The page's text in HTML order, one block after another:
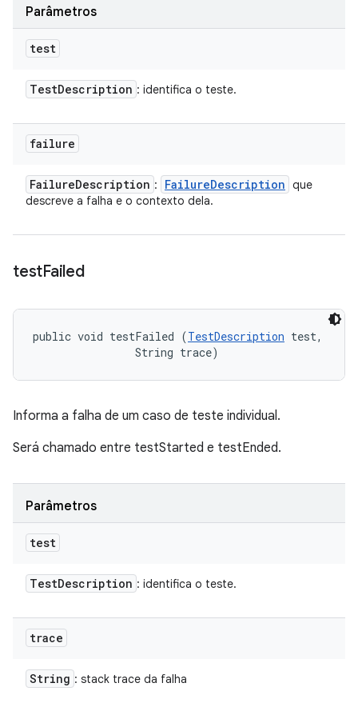
Parâmetros
test
TestDescription : identifica o teste.
failure
FailureDescription : FailureDescription que
descreve a falha e o contexto dela.
testFailed
public void testFailed (TestDescription test,
                String trace)
Informa a falha de um caso de teste individual.
Será chamado entre testStarted e testEnded.
Parâmetros
test
TestDescription : identifica o teste.
trace
String : stack trace da falha